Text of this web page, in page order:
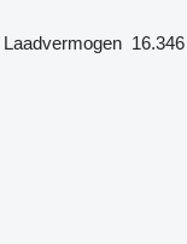
Laadvermogen 16.346